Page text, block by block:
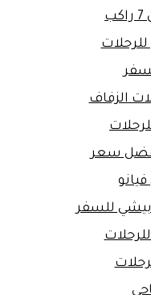
الزفاف
سعر
للسفر